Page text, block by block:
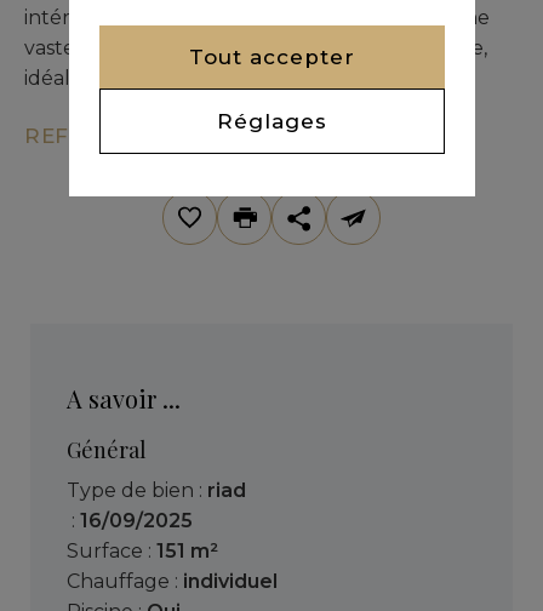
intérieure, d’une cuisine indépendante et d’une
vaste terrasse équipée d’une cuisine extérieure,
idéale pour recevoir dans un cadre raffiné.
REF. KM9-2910
A savoir ...
Général
Type de bien : riad
: 16/09/2025
Surface : 151 m²
Chauffage : individuel
Tout accepter
Réglages